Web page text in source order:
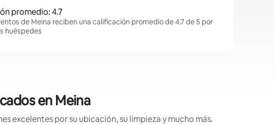
promedio: 4.7
de Meina reciben una calificación promedio de 4.7 de 5 por
huéspedes
en Meina
excelentes por su ubicación, su limpieza y mucho más.